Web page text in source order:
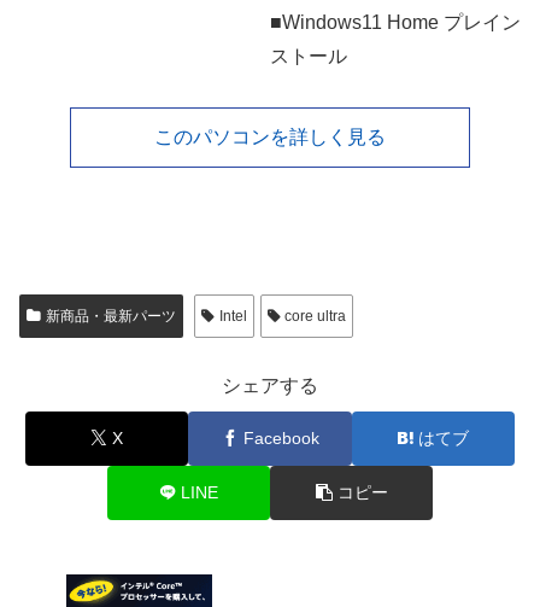
■Windows11 Home プレイン
ストール
このパソコンを詳しく見る
新商品・最新パーツ Intel core ultra
シェアする
X Facebook はてブ
LINE コピー